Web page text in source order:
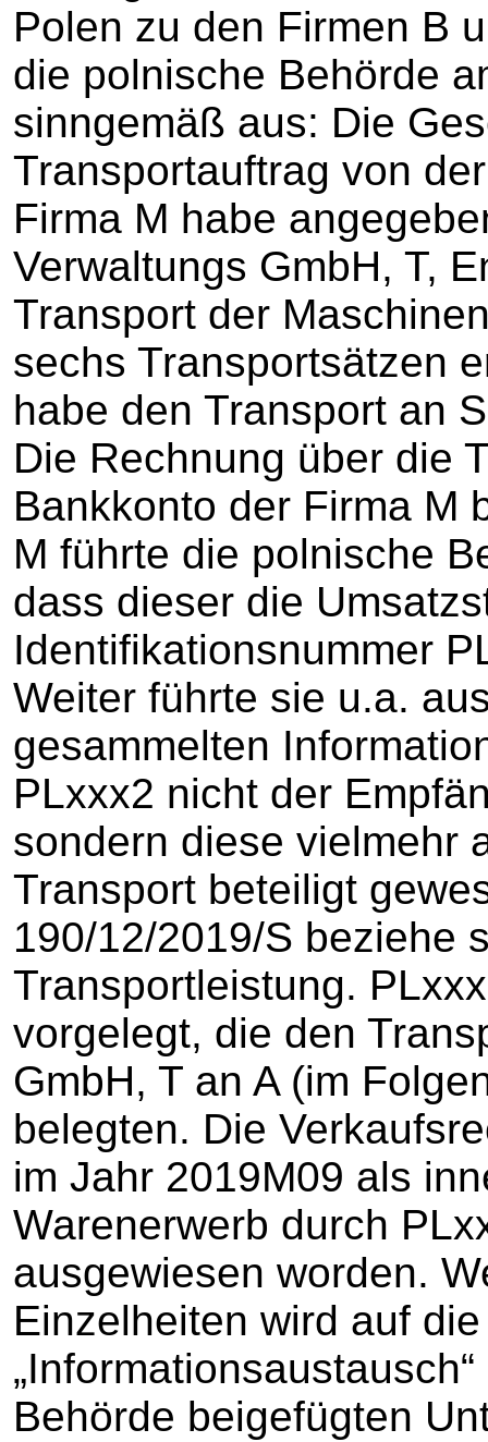
Polen zu den Firmen B
die polnische Behörde
sinngemäß aus: Die
Transportauftrag von
Firma M habe
Verwaltungs GmbH, T,
Transport der
sechs Transportsätzen
habe den Transport an
Die Rechnung über die
Bankkonto der Firma M
M führte die polnische
dass dieser die
Identifikationsnummer
Weiter führte sie u.a.
gesammelten
PLxxx2 nicht der
sondern diese vielmehr
Transport beteiligt
190/12/2019/S beziehe
Transportleistung.
vorgelegt, die den
GmbH, T an A (im
belegten. Die
im Jahr 2019M09 als
Warenerwerb durch
ausgewiesen worden.
Einzelheiten wird auf
Behörde beigefügten